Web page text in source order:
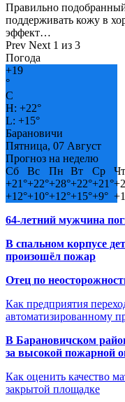
Правильно
поддерживать кожу в
эффект…
Prev Next 1 из 3
Погода
+19
°
C
H: +22°
L: +15°
Барановичи
Пятница, 07 Август
Прогноз на неделю
Сб
Вс Пн Вт Ср
Чт
+21°+22°+28°+22°+21°+
+12°+10°+12°+15°+9° +
64-летний мужчина
В спальном корпусе
произошёл пожар
Отец по
Как предприятия
автоматизированному
В Барановичском
за высокой пожарной
Как оценить качество
закрытой площадке